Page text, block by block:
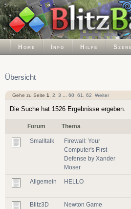
Home Info Hilfe Szene
Übersicht
Gehe zu Seite 1 2 3 60 61 62 Weiter
Die Suche hat 1526 Ergebnisse ergeben.
Forum Thema
Smalltalk
Firewall: Your
Computer's First
Defense by Xander
Moser
Allgemein HELLO
Blitz3D
Newton Game